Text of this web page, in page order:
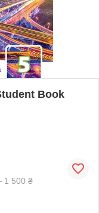
Book
1 500 ₴